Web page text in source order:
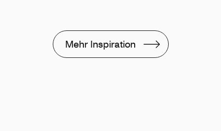
Mehr Inspiration